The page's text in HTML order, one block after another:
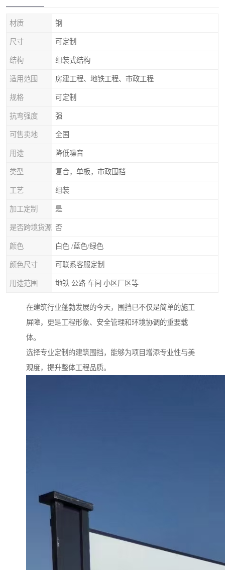
材质 钢
尺寸 可定制
结构 组装式结构
适用范围 房建工程、地铁工程、市政工程
规格 可定制
抗弯强度 强
可售卖地 全国
用途 降低噪音
类型 复合，单板，市政围挡
工艺 组装
加工定制 是
是否跨境货源 否
颜色 白色 /蓝色/绿色
颜色尺寸 可联系客服定制
用途范围 地铁 公路 车间 小区厂区等
在建筑行业蓬勃发展的今天，围挡已不仅是简单的施工
屏障，更是工程形象、安全管理和环境协调的重要载
体。
选择专业定制的建筑围挡，能够为项目增添专业性与美
观度，提升整体工程品质。